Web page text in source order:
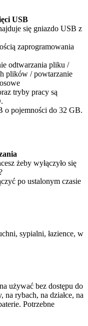
USB
się gniazdo USB z
zaprogramowania
odtwarzania pliku /
plików / powtarzanie
tryby pracy są
o pojemności do 32 GB.
żeby wyłączyło się
po ustalonym czasie
sypialni, łazience, w
używać bez dostępu do
na rybach, na działce, na
Potrzebne